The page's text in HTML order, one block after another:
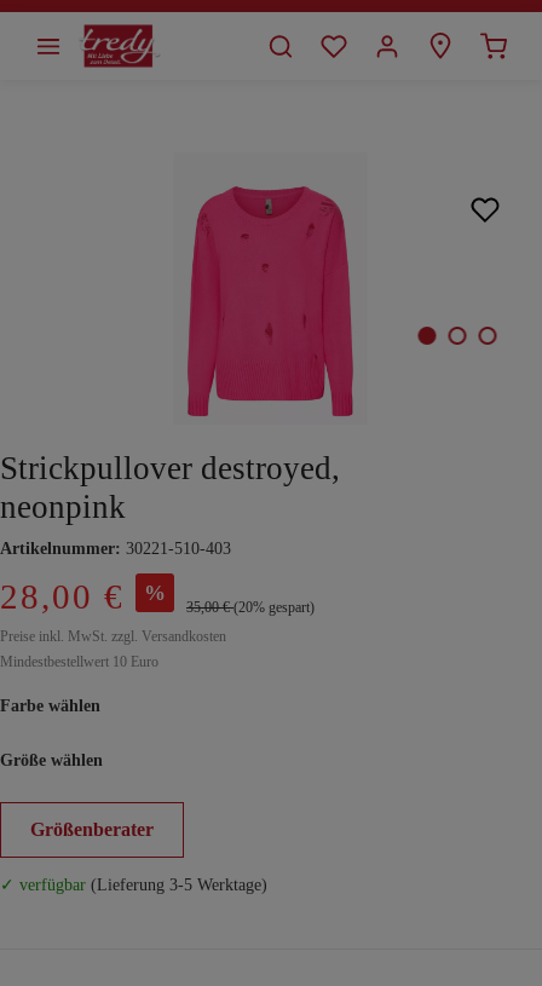
springen
Strickpullover destroyed,
neonpink
Artikelnummer: 30221-510-403
28,00 € %
35,00 €(20% gespart)
Preise inkl. MwSt. zzgl. Versandkosten
Mindestbestellwert 10 Euro
Farbe wählen
Größe wählen
Größenberater
✓ verfügbar (Lieferung 3-5 Werktage)